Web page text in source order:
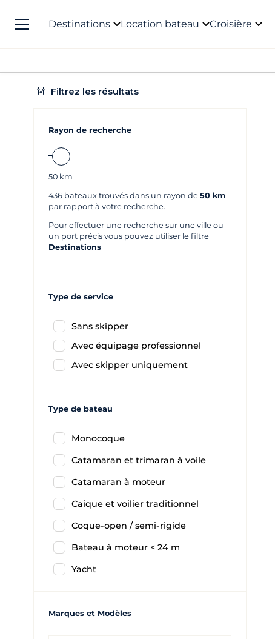
Destinations Location bateau Croisière
Filtrez les résultats
Rayon de recherche
50 km
436 bateaux trouvés dans un rayon de 50 km
par rapport à votre recherche.
Pour effectuer une recherche sur une ville ou
un port précis vous pouvez utiliser le filtre
Destinations
Type de service
Sans skipper
Avec équipage professionnel
Avec skipper uniquement
Type de bateau
Monocoque
Catamaran et trimaran à voile
Catamaran à moteur
Caique et voilier traditionnel
Coque-open / semi-rigide
Bateau à moteur < 24 m
Yacht
Marques et Modèles